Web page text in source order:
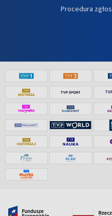
Procedura